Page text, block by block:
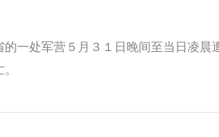
一处军营５月３１日晚间至当日凌晨